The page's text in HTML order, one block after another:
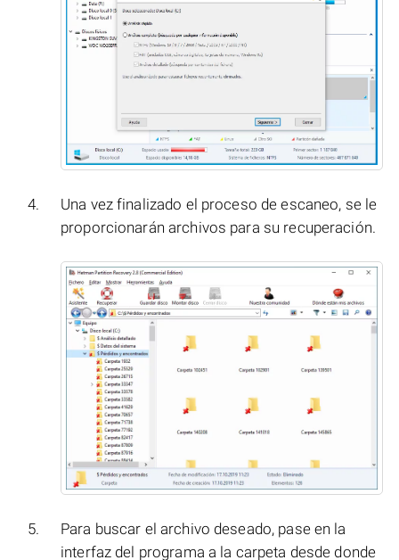
Una vez finalizado el proceso de escaneo, se le
proporcionarán archivos para su recuperación.
Para buscar el archivo deseado, pase en la
interfaz del programa a la carpeta desde donde